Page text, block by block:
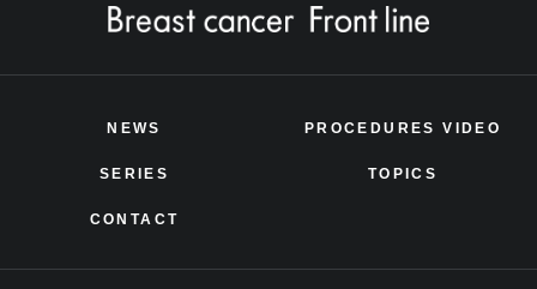
NEWS PROCEDURES VIDEO
SERIES TOPICS
CONTACT